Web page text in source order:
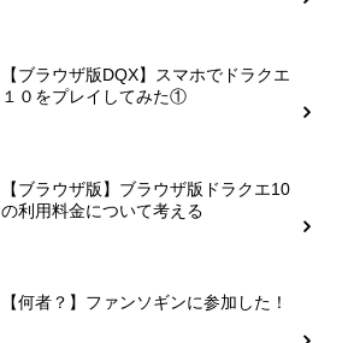
【ブラウザ版DQX】スマホでドラクエ
１０をプレイしてみた①
【ブラウザ版】ブラウザ版ドラクエ10
の利用料金について考える
【何者？】ファンソギンに参加した！